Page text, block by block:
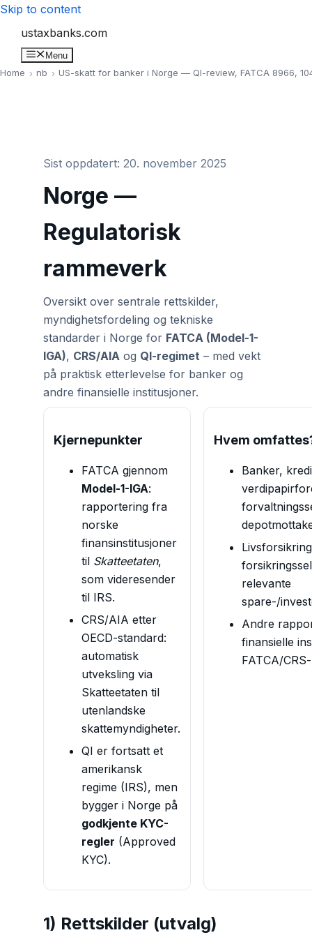
Skip to content
ustaxbanks.com
Menu
Home nb US-skatt for banker i Norge — QI-review, FATCA 8966,
Sist oppdatert: 20. november 2025
Norge —
Regulatorisk
rammeverk
Oversikt over sentrale rettskilder,
myndighetsfordeling og tekniske
standarder i Norge for FATCA (Model-1-
IGA), CRS/AIA og QI-regimet – med vekt
på praktisk etterlevelse for banker og
andre finansielle institusjoner.
Kjernepunkter
FATCA gjennom
Model-1-IGA:
rapportering fra
norske
finansinstitusjoner
til Skatteetaten,
som videresender
til IRS.
CRS/AIA etter
OECD-standard:
automatisk
utveksling via
Skatteetaten til
utenlandske
skattemyndigheter.
QI er fortsatt et
amerikansk
regime (IRS), men
bygger i Norge på
godkjente KYC-
regler (Approved
KYC).
Hvem
Banker,
relevante
spare-/
Andre
finansielle
FATCA/
1) Rettskilder (utvalg)